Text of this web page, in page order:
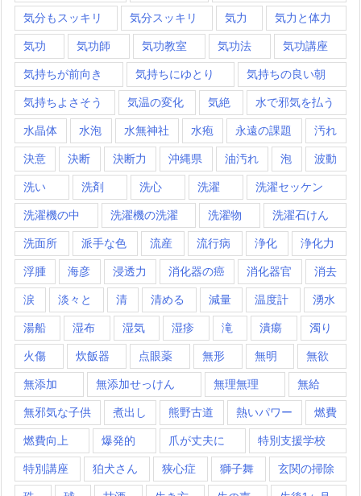
気分もスッキリ 気分スッキリ 気力 気力と体力
気功 気功師 気功教室 気功法 気功講座
気持ちが前向き 気持ちにゆとり 気持ちの良い朝
気持ちよさそう 気温の変化 気絶 水で邪気を払う
水晶体 水泡 水無神社 水疱 永遠の課題 汚れ
決意 決断 決断力 沖縄県 油汚れ 泡 波動
洗い 洗剤 洗心 洗濯 洗濯セッケン
洗濯機の中 洗濯機の洗濯 洗濯物 洗濯石けん
洗面所 派手な色 流産 流行病 浄化 浄化力
浮腫 海彦 浸透力 消化器の癌 消化器官 消去
涙 淡々と 清 清める 減量 温度計 湧水
湯船 湿布 湿気 湿疹 滝 潰瘍 濁り
火傷 炊飯器 点眼薬 無形 無明 無欲
無添加 無添加せっけん 無理無理 無給
無邪気な子供 煮出し 熊野古道 熱いパワー 燃費
燃費向上 爆発的 爪が丈夫に 特別支援学校
特別講座 狛犬さん 狭心症 獅子舞 玄関の掃除